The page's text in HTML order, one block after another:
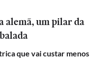
um pilar da
que vai custar menos